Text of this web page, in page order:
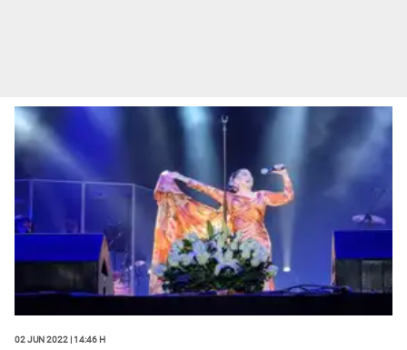
02 Jun 2022 | 14:46 h